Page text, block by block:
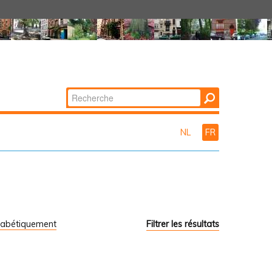
Chercher par
Recherche
NL FR
Filtrer les résultats